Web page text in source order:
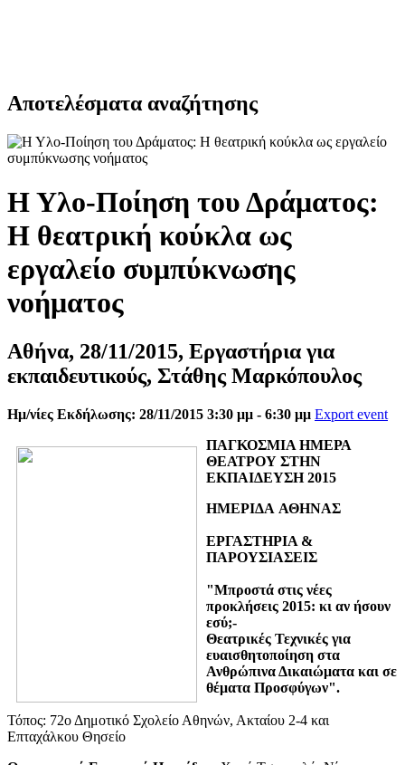
Αποτελέσματα αναζήτησης
Η Υλο-Ποίηση του Δράματος:
Η θεατρική κούκλα ως
εργαλείο συμπύκνωσης
νοήματος
Αθήνα, 28/11/2015, Εργαστήρια για
εκπαιδευτικούς, Στάθης Μαρκόπουλος
Ημ/νίες Εκδήλωσης: 28/11/2015 3:30 μμ - 6:30 μμ Export event
ΠΑΓΚΟΣΜΙΑ ΗΜΕΡΑ
ΘΕΑΤΡΟΥ ΣΤΗΝ
ΕΚΠΑΙΔΕΥΣΗ 2015
ΗΜΕΡΙΔΑ ΑΘΗΝΑΣ
ΕΡΓΑΣΤΗΡΙΑ &
ΠΑΡΟΥΣΙΑΣΕΙΣ
"Μπροστά στις νέες
προκλήσεις 2015: κι αν ήσουν
εσύ;-
Θεατρικές Τεχνικές για
ευαισθητοποίηση στα
Ανθρώπινα Δικαιώματα και σε
θέματα Προσφύγων".
Τόπος: 72ο Δημοτικό Σχολείο Αθηνών, Ακταίου 2-4 και
Επταχάλκου Θησείο